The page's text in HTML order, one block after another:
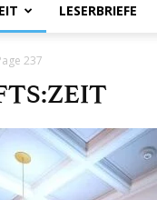
LESERBRIEFE
237